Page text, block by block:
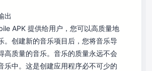
出
APK 提供给用户，您可以高质量地
。创建新的音乐项目后，您将音乐导
高质量的音乐。音乐的质量永远不会
乐中。这是创建应用程序必不可少的